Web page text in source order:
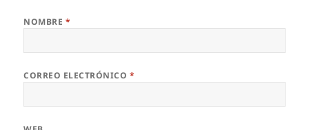
NOMBRE *
CORREO ELECTRÓNICO *